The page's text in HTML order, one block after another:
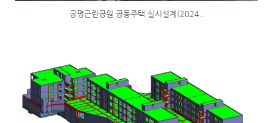
궁평근린공원 공동주택 실시설계(2024..